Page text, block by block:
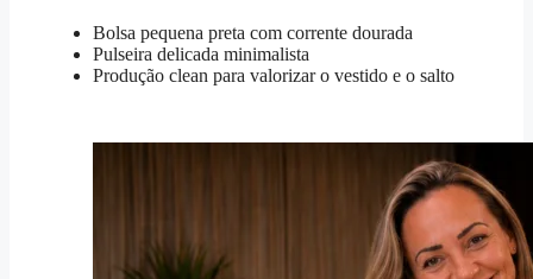
Bolsa pequena preta com corrente dourada
Pulseira delicada minimalista
Produção clean para valorizar o vestido e o salto